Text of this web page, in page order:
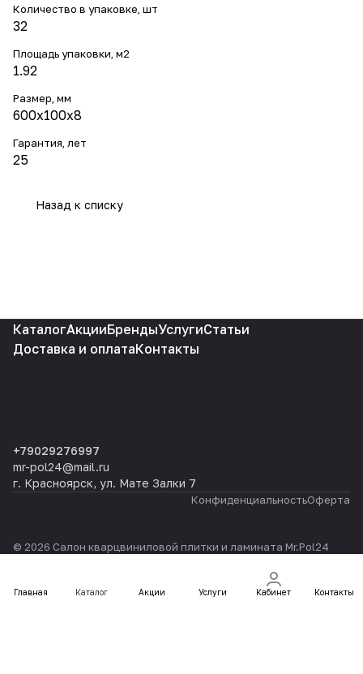
Количество в упаковке, шт
32
Площадь упаковки, м2
1.92
Размер, мм
600х100х8
Гарантия, лет
25
Назад к списку
Главная Каталог Акции Услуги Кабинет Контакты
КаталогАкцииБрендыУслугиСтатьи
Доставка и оплатаКонтакты
+79029276997
mr-pol24@mail.ru
г. Красноярск, ул. Мате Залки 7
КонфиденциальностьОферта
© 2026 Салон кварцвиниловой плитки и ламината Mr.Pol24